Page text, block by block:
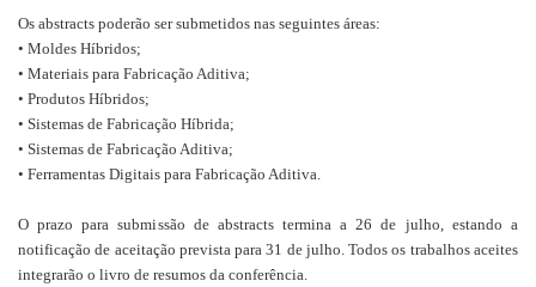
Os abstracts poderão ser submetidos nas seguintes áreas:
• Moldes Híbridos;
• Materiais para Fabricação Aditiva;
• Produtos Híbridos;
• Sistemas de Fabricação Híbrida;
• Sistemas de Fabricação Aditiva;
• Ferramentas Digitais para Fabricação Aditiva.
O prazo para submissão de abstracts termina a 26 de julho, estando a
notificação de aceitação prevista para 31 de julho. Todos os trabalhos aceites
integrarão o livro de resumos da conferência.